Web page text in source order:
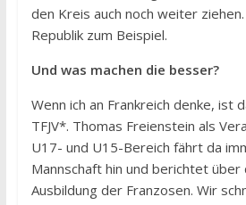
den Kreis auch noch weiter
Republik zum Beispiel.
Und was machen die besser?
Wenn ich an Frankreich denke, ist
TFJV*. Thomas Freienstein als
U17- und U15-Bereich fährt da
Mannschaft hin und berichtet über
Ausbildung der Franzosen. Wir